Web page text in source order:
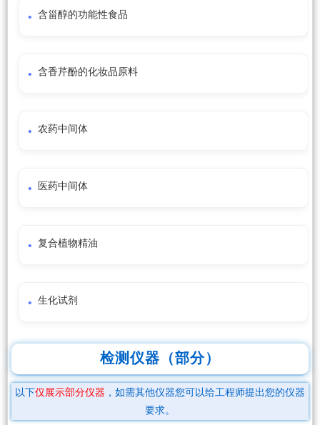
含甾醇的功能性食品
含香芹酚的化妆品原料
农药中间体
医药中间体
复合植物精油
生化试剂
检测仪器（部分）
以下仅展示部分仪器 ，如需其他仪器您可以给工程师提出您的仪器
要求。